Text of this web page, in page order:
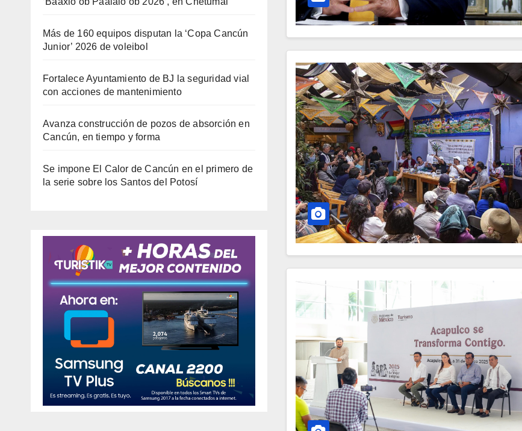
Más de 160 equipos disputan la ‘Copa Cancún
Junior’ 2026 de voleibol
Fortalece Ayuntamiento de BJ la seguridad vial
con acciones de mantenimiento
Avanza construcción de pozos de absorción en
Cancún, en tiempo y forma
Se impone El Calor de Cancún en el primero de
la serie sobre los Santos del Potosí